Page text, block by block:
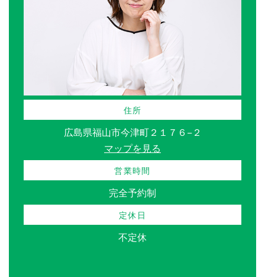
住所
広島県福山市今津町２１７６−２
マップを見る
営業時間
完全予約制
定休日
不定休